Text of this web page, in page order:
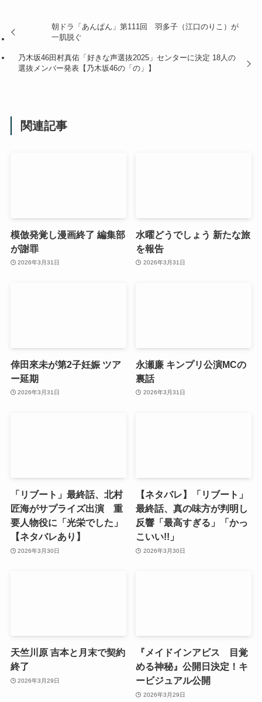
朝ドラ「あんぱん」第111回 羽多子（江口のりこ）が
一肌脱ぐ
乃木坂46田村真佑「好きな声選抜2025」センターに決定 18人の
選抜メンバー発表【乃木坂46の「の」】
関連記事
模倣発覚し漫画終了 編集部
が謝罪
2026年3月31日
水曜どうでしょう 新たな旅
を報告
2026年3月31日
倖田來未が第2子妊娠 ツア
ー延期
2026年3月31日
永瀬廉 キンプリ公演MCの
裏話
2026年3月31日
「リブート」最終話、北村
匠海がサプライズ出演 重
要人物役に「光栄でした」
【ネタバレあり】
2026年3月30日
【ネタバレ】「リブート」
最終話、真の味方が判明し
反響「最高すぎる」「かっ
こいい!!」
2026年3月30日
天竺川原 吉本と月末で契約
終了
2026年3月29日
『メイドインアビス 目覚
める神秘』公開日決定！キ
ービジュアル公開
2026年3月29日